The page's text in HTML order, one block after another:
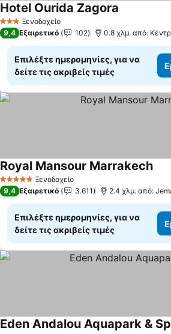
3 ΑστέριαΞενοδοχείο
Hotel Ourida Zagora
9,4 Εξαιρετικό 102 0.8 χλμ. από:
Επιλέξτε ημερομηνίες, για να
δείτε τις ακριβείς τιμές
5 Αστέρια Ξενοδοχείο
Royal Mansour Marrakech
9,4 Εξαιρετικό 3.611 2.4 χλμ. από:
Επιλέξτε ημερομηνίες, για να
δείτε τις ακριβείς τιμές
Eden Andalou Aquapark &